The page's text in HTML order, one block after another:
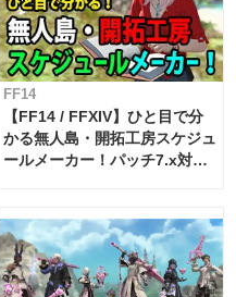
FF14
【FF14 / FFXIV】ひと目で分
かる無人島・開拓工房スケジュ
ールメーカー！パッチ7.x対応